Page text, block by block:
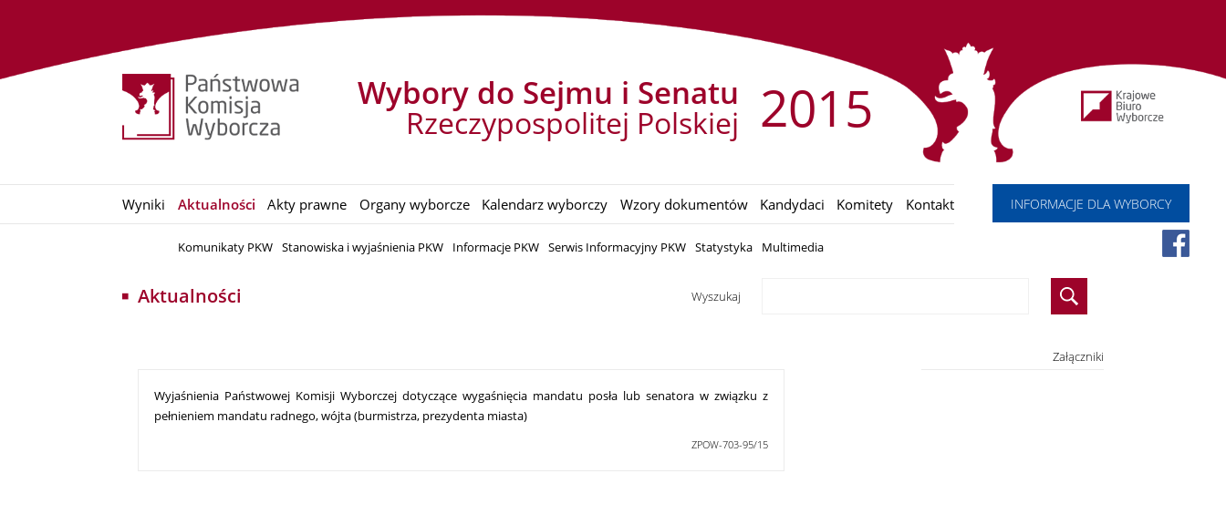
Wybory do Sejmu i Senatu
Rzeczypospolitej Polskiej 2015
Wyniki Aktualności
Komunikaty PKW Stanowiska i wyjaśnienia PKW Informacje PKW Serwis Informacyjny PKW Statystyka Multimedia
Akty prawne Organy wyborcze Kalendarz wyborczy Wzory dokumentów Kandydaci Komitety Kontakt INFORMACJE DLA WYBORCY
Aktualności Wyszukaj
Wyjaśnienia Państwowej Komisji Wyborczej dotyczące wygaśnięcia mandatu posła lub senatora w związku z
pełnieniem mandatu radnego, wójta (burmistrza, prezydenta miasta)
ZPOW-703-95/15
Załączniki